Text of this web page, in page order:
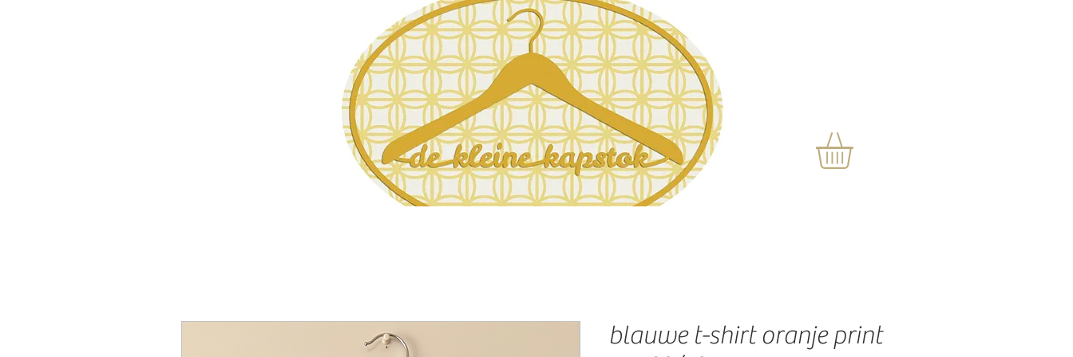
blauwe t-shirt oranje print